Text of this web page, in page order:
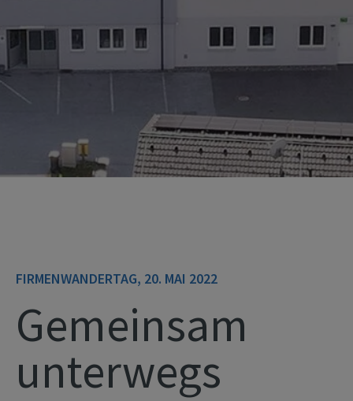
FIRMENWANDERTAG, 20. MAI 2022
Gemeinsam
unterwegs